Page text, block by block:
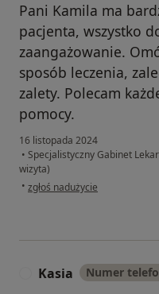
Pani Kamila ma
pacjenta, wszystko
zaangażowanie.
sposób leczenia,
zalety. Polecam
pomocy.
16 listopada 2024
• Specjalistyczny Gabinet
wizyta)
• w opinii użytkownika Elżbieta
zgłoś nadużycie
Kasia Numer